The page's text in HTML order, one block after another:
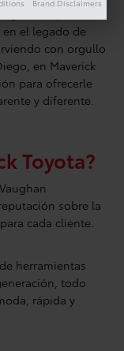
y el compromiso
el legado de
con orgullo
en Maverick
para ofrecerle
y diferente.
Toyota?
sobre la
cada cliente.
herramientas
todo
rápida y
Brand Disclaimers